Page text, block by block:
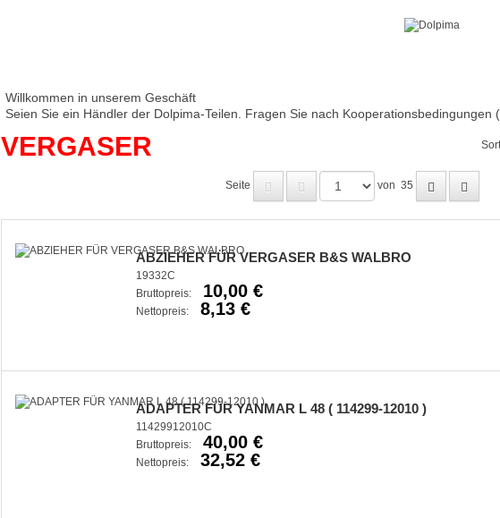
Willkommen in unserem Geschäft
Seien Sie ein Händler der Dolpima-Teilen. Fragen Sie nach Kooperationsbedingungen (
VERGASER
Seite von 35
ABZIEHER FÜR VERGASER B&S WALBRO
19332C
Bruttopreis:
10,00 €
Nettopreis: 8,13 €
ADAPTER FÜR YANMAR L 48 ( 114299-12010 )
11429912010C
Bruttopreis:
40,00 €
Nettopreis: 32,52 €